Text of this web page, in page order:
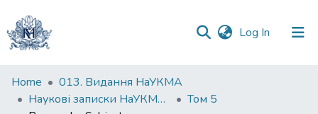
Log In (current)
Communities
&
Home
013. Видання НаУКМА
Наукові записки НаУКМА. Біологія та екологія
Том 5